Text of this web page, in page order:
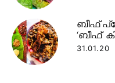
ബീഫ്
‘ബീഫ്’
31.01.20